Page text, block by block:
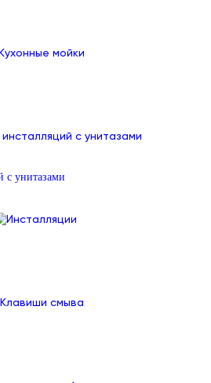
с унитазами